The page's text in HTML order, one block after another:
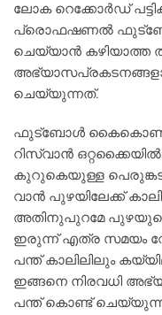
ലോക റെക്കോര്‍ഡ്
പ്രൊഫഷണല്‍
ചെയ്യാന്‍ കഴിയാത്ത
ചെയ്യുന്നത്.
ഫുട്‌ബോള്‍
റിസ്വാന്‍
കുറുകെയുള്ള
വാന്‍ പുഴയിലേക്ക്
അതിനുപുറമേ പുഴയുടെ
ഇരുന്ന് എത്ര സമയം
പന്ത് കാലിലിലും
ഇങ്ങനെ നിരവധി
പന്ത് കൊണ്ട്